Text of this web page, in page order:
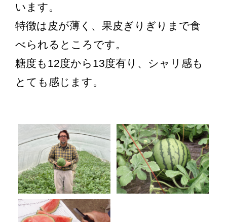
います。
特徴は皮が薄く、果皮ぎりぎりまで食
べられるところです。
糖度も12度から13度有り、シャリ感も
とても感じます。